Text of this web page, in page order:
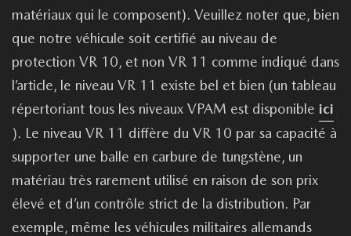
matériaux qui le composent). Veuillez noter que, bien
que notre véhicule soit certifié au niveau de
protection VR 10, et non VR 11 comme indiqué dans
l’article, le niveau VR 11 existe bel et bien (un tableau
répertoriant tous les niveaux VPAM est disponible ici
). Le niveau VR 11 diffère du VR 10 par sa capacité à
supporter une balle en carbure de tungstène, un
matériau très rarement utilisé en raison de son prix
élevé et d’un contrôle strict de la distribution. Par
exemple, même les véhicules militaires allemands